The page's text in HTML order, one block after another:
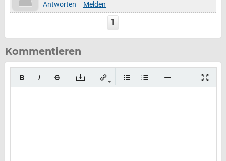
Antworten
Melden
1
Kommentieren